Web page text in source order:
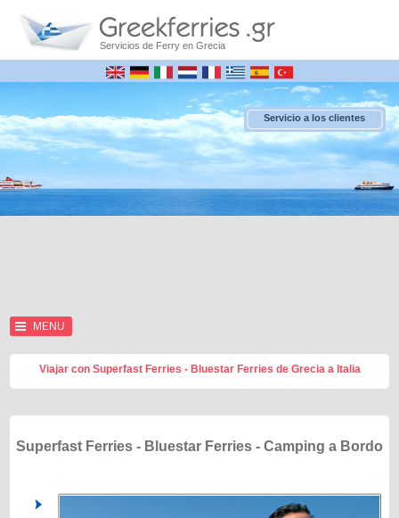
Servicios de Ferry en Grecia
Servicio a los clientes
MENU
Viajar con Superfast Ferries - Bluestar Ferries de Grecia a Italia
Superfast Ferries - Bluestar Ferries - Camping a Bordo